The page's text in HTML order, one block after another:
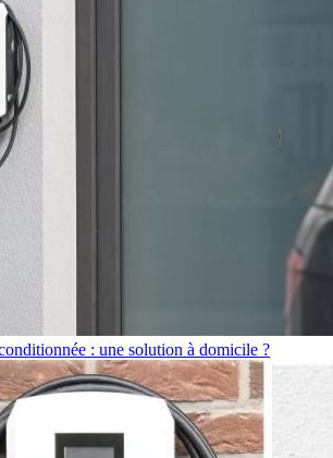
: une solution à domicile ?